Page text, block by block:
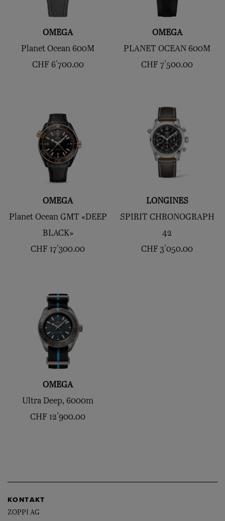
OMEGA
Planet Ocean 600M
CHF 6'700.00
OMEGA
PLANET OCEAN 600M
CHF 7'500.00
OMEGA
Planet Ocean GMT «DEEP
BLACK»
CHF 17'300.00
LONGINES
SPIRIT CHRONOGRAPH
42
CHF 3'050.00
OMEGA
Ultra Deep, 6000m
CHF 12'900.00
KONTAKT
ZOPPI AG